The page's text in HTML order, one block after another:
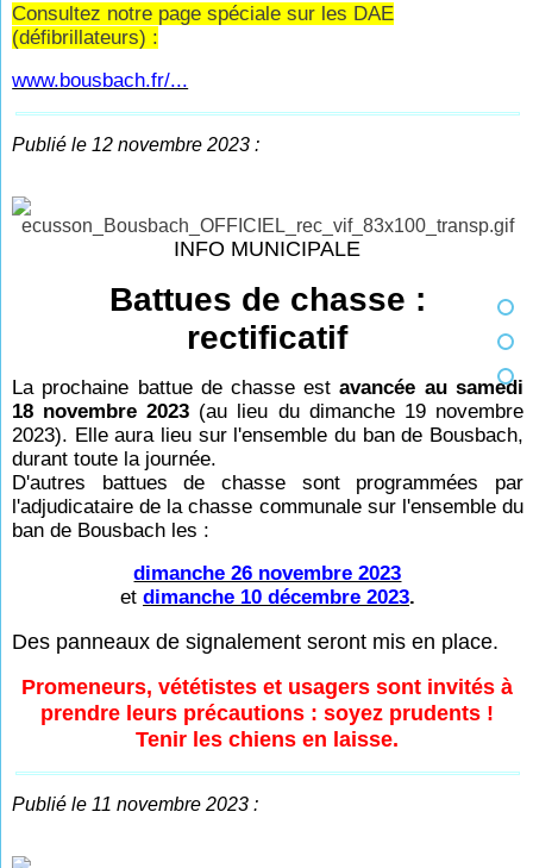
Consultez notre page spéciale sur les DAE
(défibrillateurs) :
www.bousbach.fr/...
Publié le 12 novembre 2023 :
INFO MUNICIPALE
Battues de chasse :
rectificatif
La prochaine battue de chasse estavancée au samedi
18 novembre 2023 (au lieu du dimanche 19 novembre
2023). Elle aura lieu sur l'ensemble du ban de Bousbach,
durant toute la journée.
D'autres battues de chasse sont programmées par
l'adjudicataire de la chasse communale sur l'ensemble du
ban de Bousbach les :
dimanche 26 novembre 2023
et dimanche 10 décembre 2023.
Des panneaux de signalement seront mis en place.
Promeneurs, vététistes et usagers sont invités à
prendre leurs précautions : soyez prudents !
Tenir les chiens en laisse.
Publié le 11 novembre 2023 :